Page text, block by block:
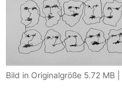
Bild in Originalgröße 5.72 MB|